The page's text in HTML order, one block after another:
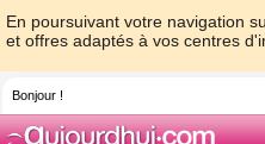
En poursuivant votre navigation
et offres adaptés à vos centres
Bonjour !